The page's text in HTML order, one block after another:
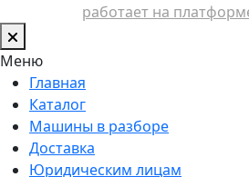
работает на
Меню
Главная
Каталог
Машины в разборе
Доставка
Юридическим лицам